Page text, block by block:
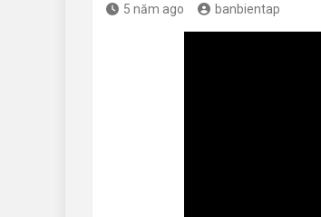
5 năm ago banbientap